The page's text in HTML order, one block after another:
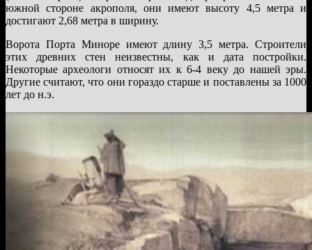
южной стороне акрополя, они имеют высоту 4,5 метра и
достигают 2,68 метра в ширину.
Ворота Порта Миноре имеют длину 3,5 метра. Строители
этих древних стен неизвестны, как и дата постройки.
Некоторые археологи относят их к 6-4 веку до нашей эры.
Другие считают, что они гораздо старше и поставлены за 1000
лет до н.э.